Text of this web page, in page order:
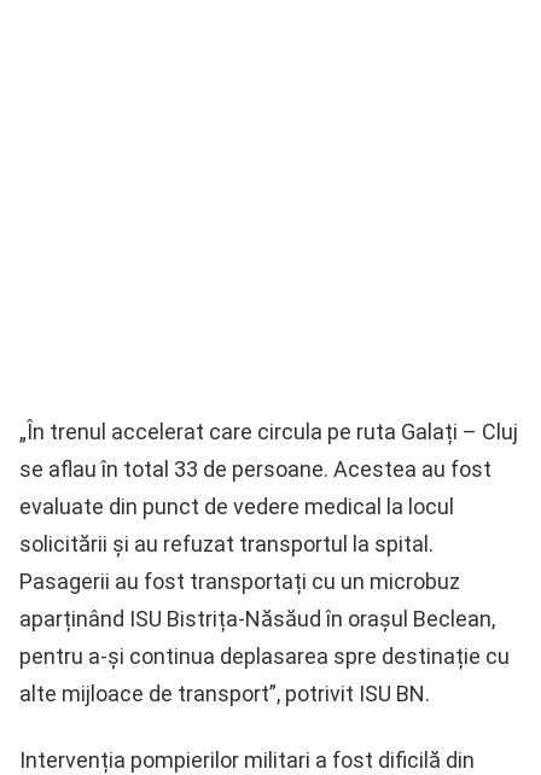
„În trenul accelerat care circula pe ruta Galați – Cluj
se aflau în total 33 de persoane. Acestea au fost
evaluate din punct de vedere medical la locul
solicitării și au refuzat transportul la spital.
Pasagerii au fost transportați cu un microbuz
aparținând ISU Bistrița-Năsăud în orașul Beclean,
pentru a-și continua deplasarea spre destinație cu
alte mijloace de transport”, potrivit ISU BN.
Intervenția pompierilor militari a fost dificilă din